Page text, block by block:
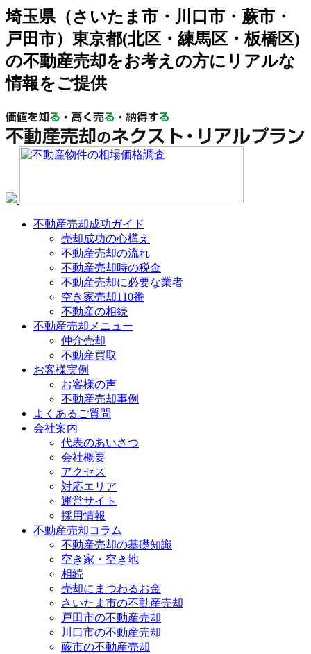
埼玉県（さいたま市・川口市・蕨市・
戸田市）東京都(北区・練馬区・板橋区)
の不動産売却をお考えの方にリアルな
情報をご提供
不動産売却成功ガイド
売却成功の心構え
不動産売却の流れ
不動産売却時の税金
不動産売却に必要な業者
空き家売却110番
不動産の相続
不動産売却メニュー
仲介売却
不動産買取
お客様実例
お客様の声
不動産売却事例
よくあるご質問
会社案内
代表のあいさつ
会社概要
アクセス
対応エリア
運営サイト
採用情報
不動産売却コラム
不動産売却の基礎知識
空き家・空き地
相続
売却にまつわるお金
さいたま市の不動産売却
戸田市の不動産売却
川口市の不動産売却
蕨市の不動産売却